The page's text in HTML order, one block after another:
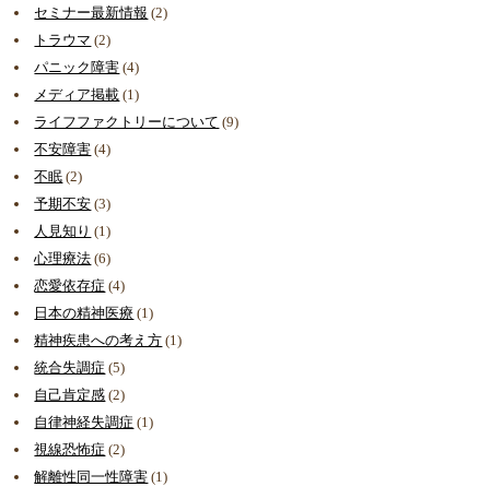
セミナー最新情報 (2)
トラウマ (2)
パニック障害 (4)
メディア掲載 (1)
ライフファクトリーについて (9)
不安障害 (4)
不眠 (2)
予期不安 (3)
人見知り (1)
心理療法 (6)
恋愛依存症 (4)
日本の精神医療 (1)
精神疾患への考え方 (1)
統合失調症 (5)
自己肯定感 (2)
自律神経失調症 (1)
視線恐怖症 (2)
解離性同一性障害 (1)